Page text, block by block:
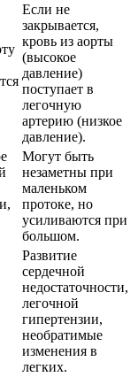
Если не
закрывается,
кровь из аорты
(высокое
давление)
поступает в
легочную
артерию (низкое
давление).
Могут быть
незаметны при
маленьком
протоке, но
усиливаются при
большом.
Развитие
сердечной
недостаточности,
легочной
гипертензии,
необратимые
изменения в
легких.